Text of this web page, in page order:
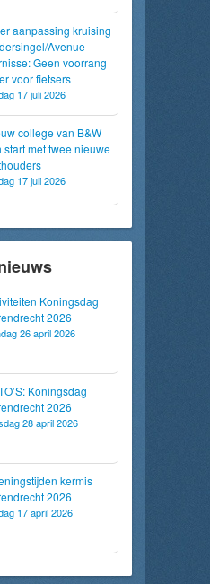
aanpassing kruising
Avenue
Geen voorrang
voor fietsers
17 juli 2026
college van B&W
start met twee nieuwe
17 juli 2026
Koningsdag
2026
26 april 2026
Koningsdag
2026
28 april 2026
kermis
2026
17 april 2026